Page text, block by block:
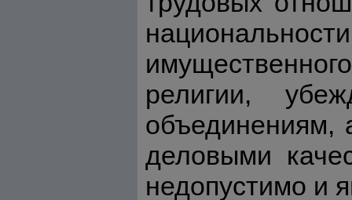
религии,
объединениям,
деловыми
недопустимо и